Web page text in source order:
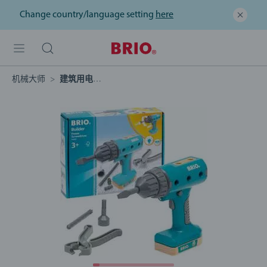
Change country/language setting here
机械大师 建筑用电动螺丝刀